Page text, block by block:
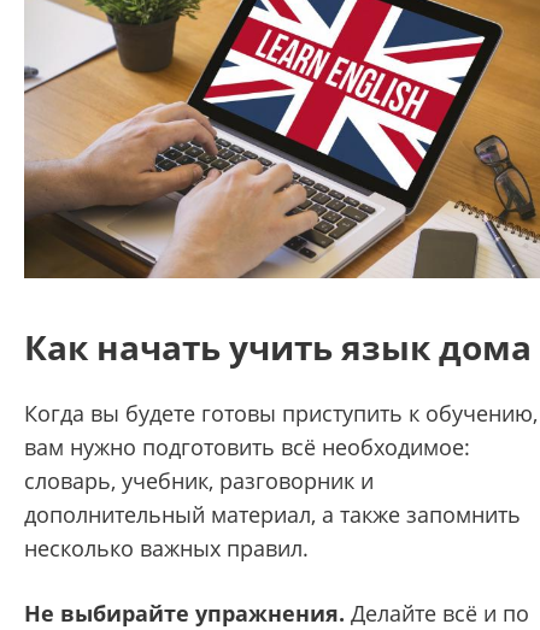
Как начать учить язык дома
Когда вы будете готовы приступить к обучению,
вам нужно подготовить всё необходимое:
словарь, учебник, разговорник и
дополнительный материал, а также запомнить
несколько важных правил.
Не выбирайте упражнения. Делайте всё и по